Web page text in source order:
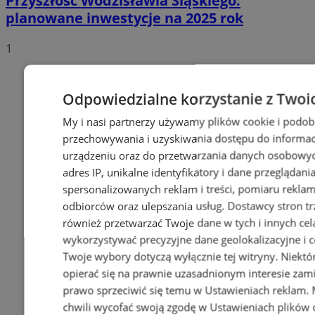
planowane inwestycje na 2025 rok
1
Odpowiedzialne korzystanie z
My i nasi partnerzy używamy plików cookie i
przechowywania i uzyskiwania dostępu do
urządzeniu oraz do przetwarzania danych
adres IP, unikalne identyfikatory i dane
spersonalizowanych reklam i treści, pomiaru
odbiorców oraz ulepszania usług. Dostawcy stron
również przetwarzać Twoje dane w tych i innych
wykorzystywać precyzyjne dane geolokalizacyjne i
Twoje wybory dotyczą wyłącznie tej witryny.
opierać się na prawnie uzasadnionym interesie
prawo sprzeciwić się temu w Ustawieniach reklam.
chwili wycofać swoją zgodę w Ustawieniach plików